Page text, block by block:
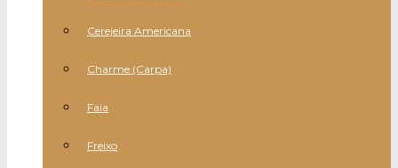
Cerejeira Americana
Charme (Carpa)
Faia
Freixo